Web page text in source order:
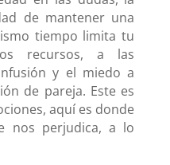
de mantener una
tiempo limita tu
recursos, a las
y el miedo a
de pareja. Este es
aquí es donde
nos perjudica, a lo